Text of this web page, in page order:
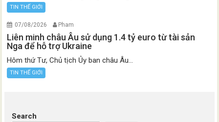
TIN THẾ GIỚI
07/08/2026 Pham
Liên minh châu Âu sử dụng 1.4 tỷ euro từ tài sản
Nga để hỗ trợ Ukraine
Hôm thứ Tư, Chủ tịch Ủy ban châu Âu...
TIN THẾ GIỚI
Search